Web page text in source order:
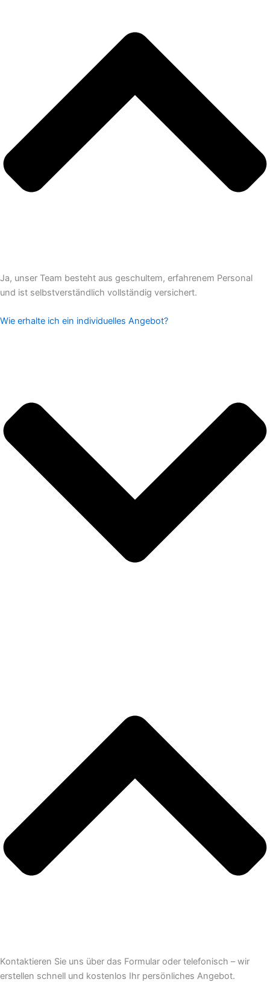
Ja, unser Team besteht aus geschultem, erfahrenem Personal
und ist selbstverständlich vollständig versichert.
Wie erhalte ich ein individuelles Angebot?
Kontaktieren Sie uns über das Formular oder telefonisch – wir
erstellen schnell und kostenlos Ihr persönliches Angebot.